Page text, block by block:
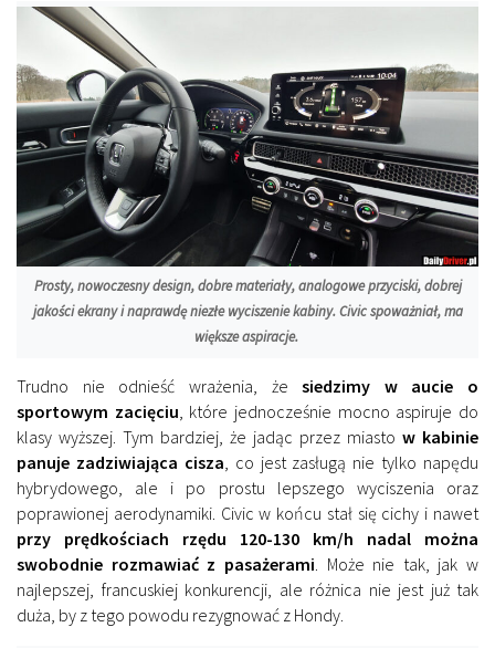
Prosty, nowoczesny design, dobre materiały, analogowe przyciski, dobrej
jakości ekrany i naprawdę niezłe wyciszenie kabiny. Civic spoważniał, ma
większe aspiracje.
Trudno nie odnieść wrażenia, żesiedzimy w aucie o
sportowym zacięciu , które jednocześnie mocno aspiruje do
klasy wyższej. Tym bardziej, że jadąc przez miasto w kabinie
panuje zadziwiająca cisza , co jest zasługą nie tylko napędu
hybrydowego, ale i po prostu lepszego wyciszenia oraz
poprawionej aerodynamiki. Civic w końcu stał się cichy i nawet
przy prędkościach rzędu 120-130 km/h nadal można
swobodnie rozmawiać z pasażerami . Może nie tak, jak w
najlepszej, francuskiej konkurencji, ale różnica nie jest już tak
duża, by z tego powodu rezygnować z Hondy.